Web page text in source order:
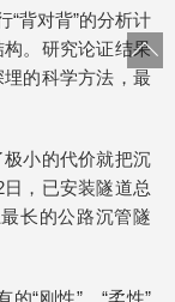
“背对背”的分析计
构。研究论证结果
埋的科学方法，最
极小的代价就把沉
，已安装隧道总
长的公路沉管隧